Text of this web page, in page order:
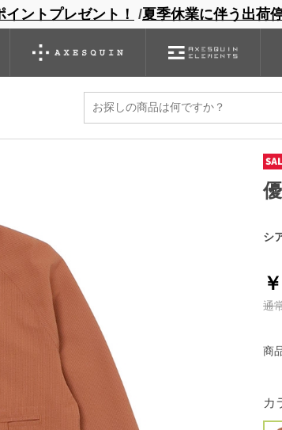
ントプレゼント！ /夏季休業に伴う出荷
商品一覧 ブランドサイト 商品
グローブ シノギング アウトレット
シ
通
商
カ